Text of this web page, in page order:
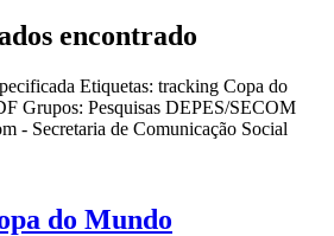
encontrado
Etiquetas: tracking Copa do
Grupos: Pesquisas DEPES/SECOM
- Secretaria de Comunicação Social
do Mundo